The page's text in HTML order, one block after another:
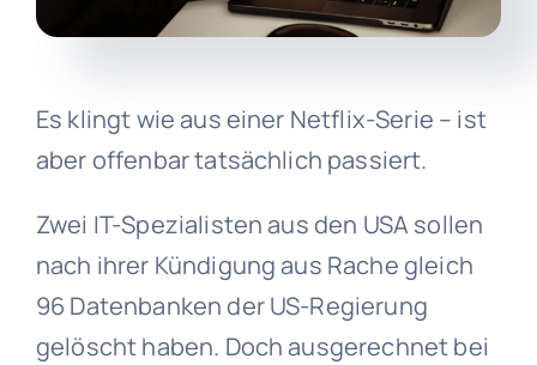
Es klingt wie aus einer Netflix-Serie – ist
aber offenbar tatsächlich passiert.
Zwei IT-Spezialisten aus den USA sollen
nach ihrer Kündigung aus Rache gleich
96 Datenbanken der US-Regierung
gelöscht haben. Doch ausgerechnet bei